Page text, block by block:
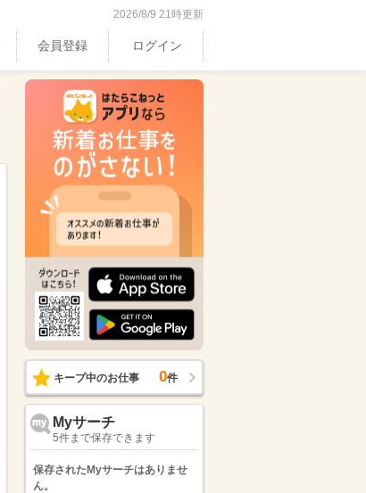
2026/8/9 21時更新
会員登録 ログイン
キープ中のお仕事 0件
Myサーチ
5件まで保存できます
保存されたMyサーチはありませ
ん。